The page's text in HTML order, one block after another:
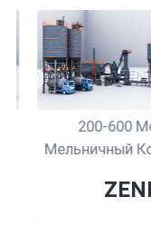
200-600
Мельничный